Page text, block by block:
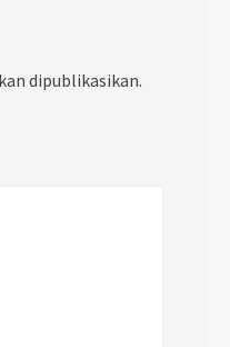
dipublikasikan.